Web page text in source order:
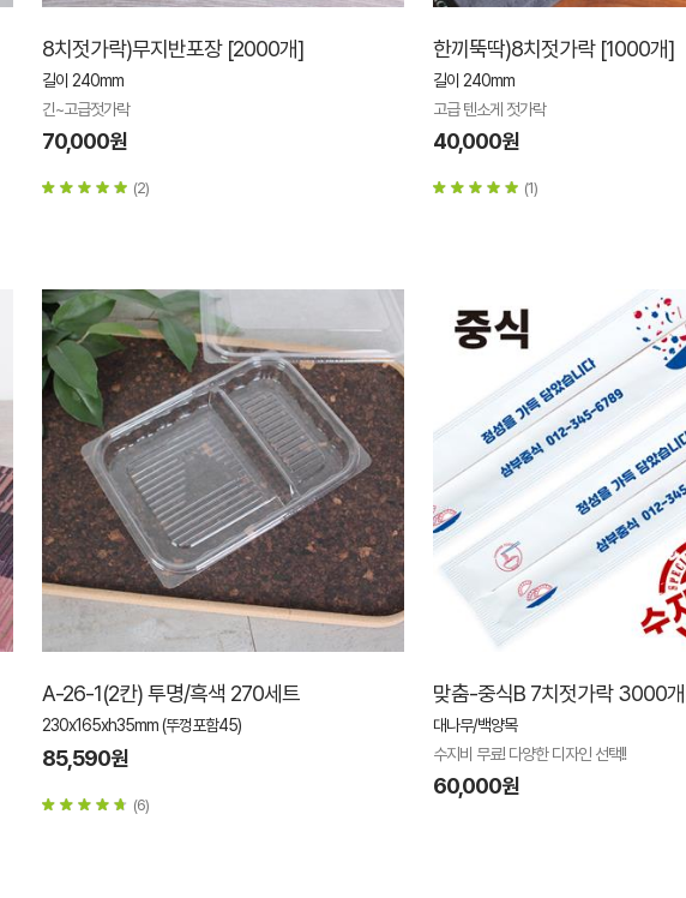
8치젓가락)무지반포장 [2000개]
길이 240mm
긴~고급젓가락
70,000원
(2)
한끼뚝딱)8치젓가락 [1000개]
길이 240mm
고급 텐소게 젓가락
40,000원
(1)
A-26-1(2칸) 투명/흑색 270세트
230x165xh35mm (뚜껑포함45)
85,590원
(6)
맞춤-중식B 7치젓가락 3000개
대나무/백양목
수지비 무료! 다양한 디자인 선택!!
60,000원